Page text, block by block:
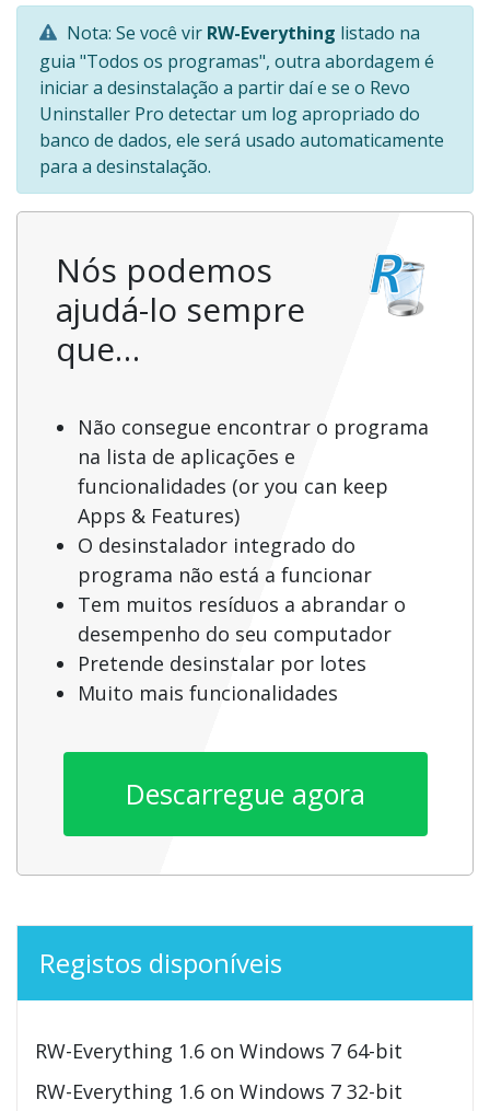
Nota: Se você vir RW-Everything listado na
guia "Todos os programas", outra abordagem é
iniciar a desinstalação a partir daí e se o Revo
Uninstaller Pro detectar um log apropriado do
banco de dados, ele será usado automaticamente
para a desinstalação.
Nós podemos
ajudá-lo sempre
que…
Não consegue encontrar o programa
na lista de aplicações e
funcionalidades (or you can keep
Apps & Features)
O desinstalador integrado do
programa não está a funcionar
Tem muitos resíduos a abrandar o
desempenho do seu computador
Pretende desinstalar por lotes
Muito mais funcionalidades
Descarregue agora
Registos disponíveis
RW-Everything 1.6 on Windows 7 64-bit
RW-Everything 1.6 on Windows 7 32-bit